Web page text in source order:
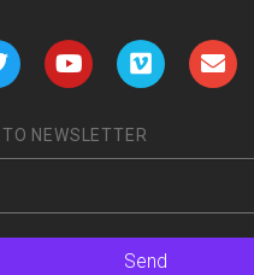
NEWSLETTER
Send